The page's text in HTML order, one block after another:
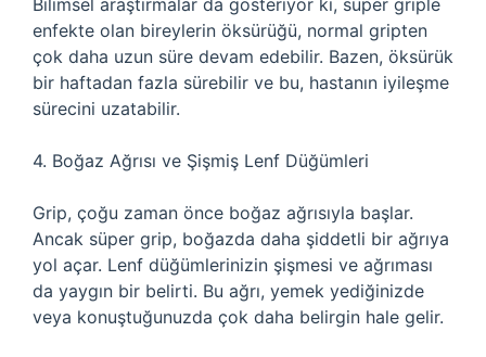
Bilimsel araştırmalar da gösteriyor ki, süper griple
enfekte olan bireylerin öksürüğü, normal gripten
çok daha uzun süre devam edebilir. Bazen, öksürük
bir haftadan fazla sürebilir ve bu, hastanın iyileşme
sürecini uzatabilir.
4. Boğaz Ağrısı ve Şişmiş Lenf Düğümleri
Grip, çoğu zaman önce boğaz ağrısıyla başlar.
Ancak süper grip, boğazda daha şiddetli bir ağrıya
yol açar. Lenf düğümlerinizin şişmesi ve ağrıması
da yaygın bir belirti. Bu ağrı, yemek yediğinizde
veya konuştuğunuzda çok daha belirgin hale gelir.